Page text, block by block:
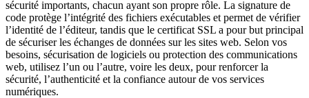
sécurité importants, chacun ayant son propre rôle. La signature de
code protège l’intégrité des fichiers exécutables et permet de vérifier
l’identité de l’éditeur, tandis que le certificat SSL a pour but principal
de sécuriser les échanges de données sur les sites web. Selon vos
besoins, sécurisation de logiciels ou protection des communications
web, utilisez l’un ou l’autre, voire les deux, pour renforcer la
sécurité, l’authenticité et la confiance autour de vos services
numériques.